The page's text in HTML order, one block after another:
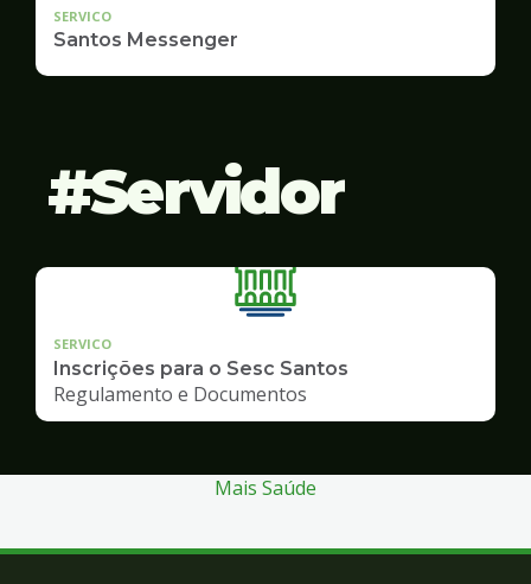
SERVICO
Santos Messenger
Servidor
SERVICO
Inscrições para o Sesc Santos
Regulamento e Documentos
Mais Saúde